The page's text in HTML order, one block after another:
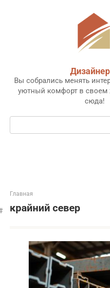
Вы собрались менять
уютный комфорт в своем
сюда!
Поиск:
Главная
крайний север